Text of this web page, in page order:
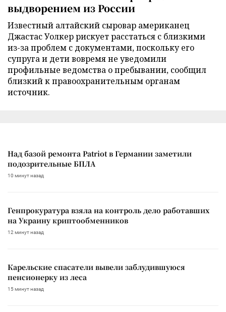
выдворением из России
Известный алтайский сыровар американец
Джастас Уолкер рискует расстаться с близкими
из-за проблем с документами, поскольку его
супруга и дети вовремя не уведомили
профильные ведомства о пребывании, сообщил
близкий к правоохранительным органам
источник.
Над базой ремонта Patriot в Германии заметили
подозрительные БПЛА
10 минут назад
Генпрокуратура взяла на контроль дело работавших
на Украину криптообменников
12 минут назад
Карельские спасатели вывели заблудившуюся
пенсионерку из леса
15 минут назад